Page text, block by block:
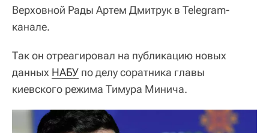
Верховной Рады Артем Дмитрук в Telegram-
канале.
Так он отреагировал на публикацию новых
данных НАБУ по делу соратника главы
киевского режима Тимура Минича.